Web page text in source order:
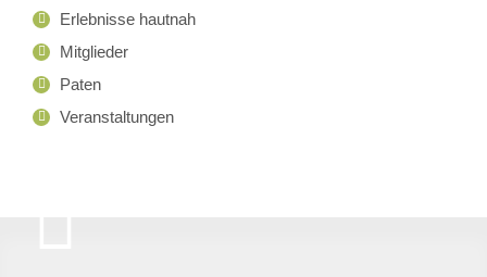
Erlebnisse hautnah
Mitglieder
Paten
Veranstaltungen